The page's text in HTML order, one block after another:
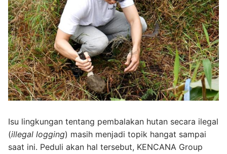
Isu lingkungan tentang pembalakan hutan secara ilegal
(illegal logging) masih menjadi topik hangat sampai
saat ini. Peduli akan hal tersebut, KENCANA Group